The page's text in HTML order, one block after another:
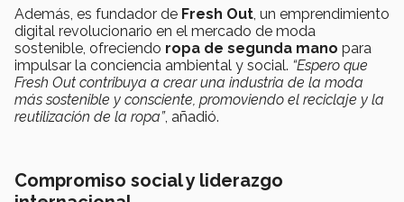
Además, es fundador de Fresh Out, un emprendimiento
digital revolucionario en el mercado de moda
sostenible, ofreciendo ropa de segunda mano para
impulsar la conciencia ambiental y social. “Espero que
Fresh Out contribuya a crear una industria de la moda
más sostenible y consciente, promoviendo el reciclaje y la
reutilización de la ropa”, añadió.
Compromiso social y liderazgo